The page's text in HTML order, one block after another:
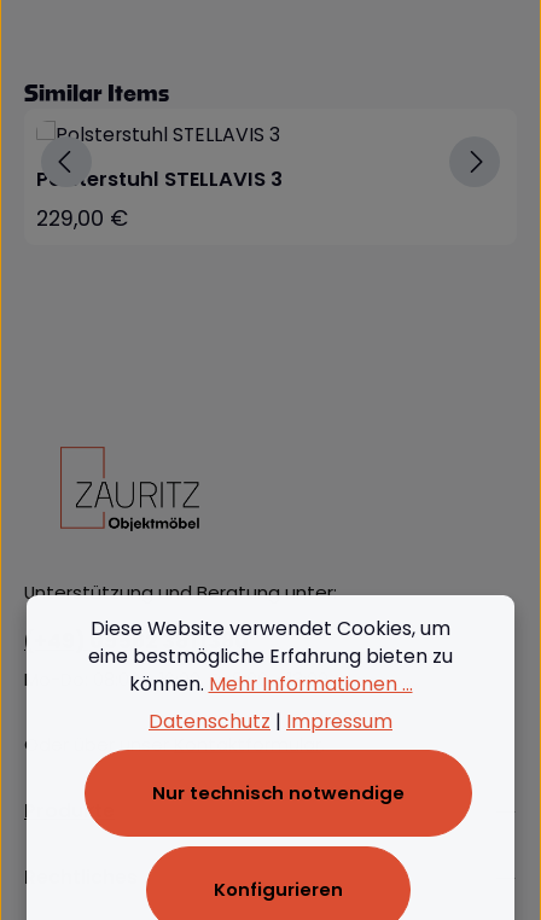
Produktgalerie überspringen
Similar Items
Polsterstuhl STELLAVIS 3
Regulärer Preis:
229,00 €
Unterstützung und Beratung unter:
(+49) 09562 3811380
Mo-Do: 08:00 - 16:00, Fr: 8:00 - 13:00
Oder über unserKontaktformular.
Produkte
Rechtliches
Diese Website verwendet Cookies, um
eine bestmögliche Erfahrung bieten zu
können. Mehr Informationen ...
Datenschutz | Impressum
Nur technisch notwendige
Konfigurieren